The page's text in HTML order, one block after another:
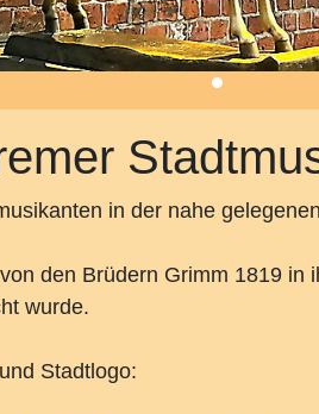
in der nahe
den Brüdern Grimm 1819 in
wurde.
Stadtlogo: